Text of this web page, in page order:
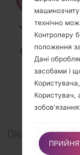
TOP 5
0Коментарі
технічно
Контролеру
положення
Дані
засобами і
Користувач,
Подавати
подати